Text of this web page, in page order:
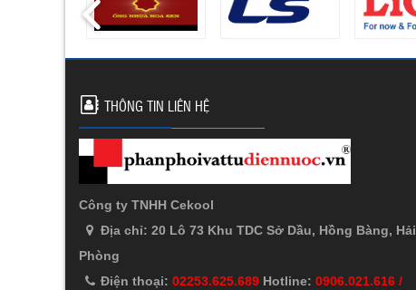
THÔNG TIN LIÊN HỆ
Công ty TNHH Cekool
Địa chỉ: 20 Lô 73 Khu TDC Sở Dầu, Hồng Bàng, Hải
Phòng
Điện thoại: 02253.625.689 Hotline: 0906.021.616 /